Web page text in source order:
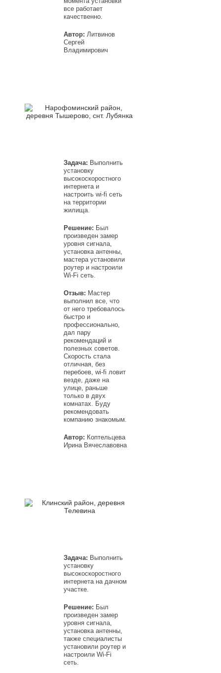
все работает
качественно.
Автор: Литвинов
Сергей
Владимирович
Задача: Выполнить
установку
высокоскоростного
интернета и
настроить wi-fi сеть
на территории
жилища.
Решение: Был
произведен замер
уровня сигнала,
установка антенны,
мастера установили
роутер и настроили
Wi-Fi сеть.
Отзыв: Мастер
выполнил все, что
от него требовалось
быстро и
профессионально,
дал пару
рекомендаций и
полезных советов.
Скорость стала
отличная, без
перебоев, wi-fi ловит
везде, даже на
улице, раньше
только в двух
комнатах. Буду
рекомендовать
компанию знакомым.
Автор: Коптельцева
Ирина Вячеславовна
Задача: Выполнить
установку
высокоскоростного
интернета на дачном
участке.
Решение: Был
произведен замер
уровня сигнала,
установка антенны,
также специалисты
установили роутер и
настроили Wi-Fi
сеть.